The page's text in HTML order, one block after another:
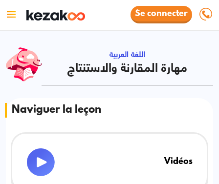
Se connecter
اللغة العربية
مهارة المقارنة والاستنتاج
Naviguer la leçon
Vidéos